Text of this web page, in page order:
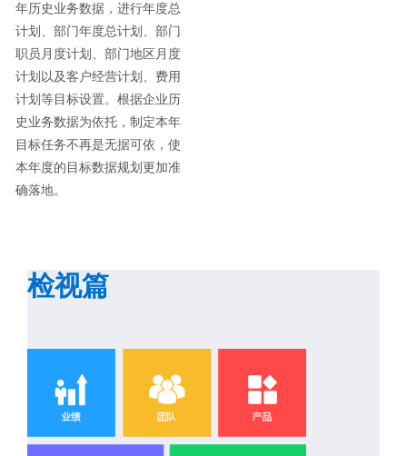
年历史业务数据，进行年度总
计划、部门年度总计划、部门
职员月度计划、部门地区月度
计划以及客户经营计划、费用
计划等目标设置。根据企业历
史业务数据为依托，制定本年
目标任务不再是无据可依，使
本年度的目标数据规划更加准
确落地。
检视篇